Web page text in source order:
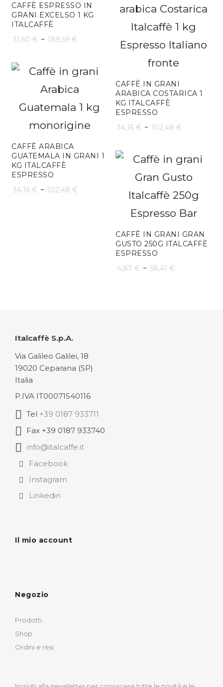
da
22,64 €
a
CAFFÈ ESPRESSO IN
GRANI EXCELSO 1 KG
ITALCAFFÈ
31,60 € - 189,59 €
prezzo:
da
31,60 €
a
CAFFÈ IN GRANI
ARABICA COSTARICA 1
KG ITALCAFFÈ
ESPRESSO
34,16 € - 102,48 €
prezzo:
da
34,16 €
a
102,48
CAFFÈ ARABICA
GUATEMALA IN GRANI 1
KG ITALCAFFÈ
ESPRESSO
34,16 € - 102,48 €
CAFFÈ IN GRANI GRAN
GUSTO 250G ITALCAFFÈ
ESPRESSO
4,87 € - 58,41 €
Italcaffè S.p.A.
Via Galileo Galilei, 18
19020 Ceparana (SP)
Italia
P.IVA IT00071540116
Tel +39 0187 933711
Fax +39 0187 933740
info@italcaffe.it
Facebook
Instagram
Linkedin
Il mio account
Negozio
Prodotti
Shop
Ordini e resi